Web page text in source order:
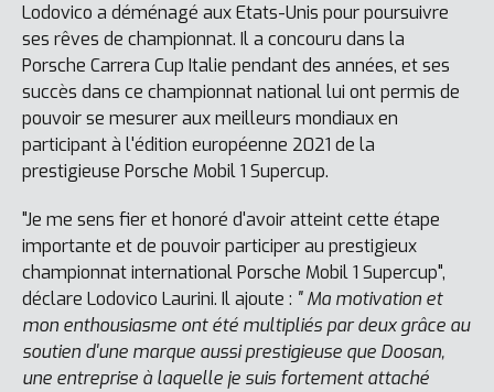
Lodovico a déménagé aux Etats-Unis pour poursuivre
ses rêves de championnat. Il a concouru dans la
Porsche Carrera Cup Italie pendant des années, et ses
succès dans ce championnat national lui ont permis de
pouvoir se mesurer aux meilleurs mondiaux en
participant à l'édition européenne 2021 de la
prestigieuse Porsche Mobil 1 Supercup.
"Je me sens fier et honoré d'avoir atteint cette étape
importante et de pouvoir participer au prestigieux
championnat international Porsche Mobil 1 Supercup",
déclare Lodovico Laurini. Il ajoute : " Ma motivation et
mon enthousiasme ont été multipliés par deux grâce au
soutien d'une marque aussi prestigieuse que Doosan,
une entreprise à laquelle je suis fortement attaché